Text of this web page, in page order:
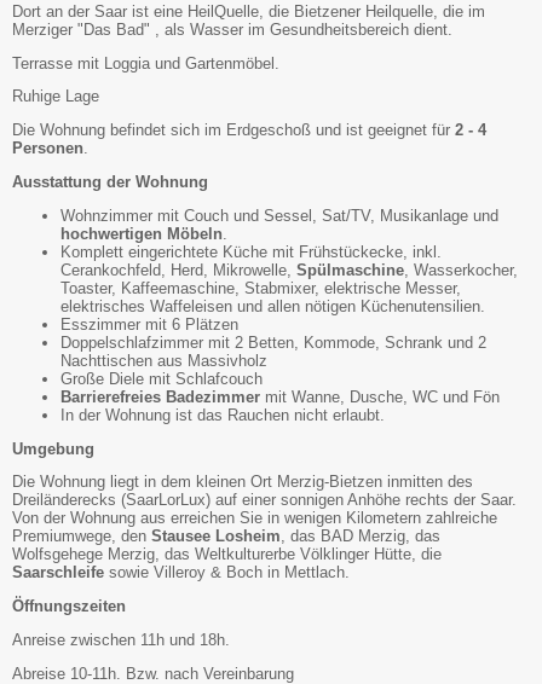
Dort an der Saar ist eine HeilQuelle, die Bietzener Heilquelle, die im
Merziger "Das Bad" , als Wasser im Gesundheitsbereich dient.
Terrasse mit Loggia und Gartenmöbel.
Ruhige Lage
Die Wohnung befindet sich im Erdgeschoß und ist geeignet für 2 - 4
Personen.
Ausstattung der Wohnung
Wohnzimmer mit Couch und Sessel, Sat/TV, Musikanlage und
hochwertigen Möbeln
Komplett eingerichtete Küche mit Frühstückecke, inkl.
Cerankochfeld, Herd, Mikrowelle, Spülmaschine , Wasserkocher,
Toaster, Kaffeemaschine, Stabmixer, elektrische Messer,
elektrisches Waffeleisen und allen nötigen Küchenutensilien.
Esszimmer mit 6 Plätzen
Doppelschlafzimmer mit 2 Betten, Kommode, Schrank und 2
Nachttischen aus Massivholz
Große Diele mit Schlafcouch
Barrierefreies Badezimmer mit Wanne, Dusche, WC und Fön
In der Wohnung ist das Rauchen nicht erlaubt.
Umgebung
Die Wohnung liegt in dem kleinen Ort Merzig-Bietzen inmitten des
Dreiländerecks (SaarLorLux) auf einer sonnigen Anhöhe rechts der Saar.
Von der Wohnung aus erreichen Sie in wenigen Kilometern zahlreiche
Premiumwege, den Stausee Losheim, das BAD Merzig, das
Wolfsgehege Merzig, das Weltkulturerbe Völklinger Hütte, die
Saarschleife sowie Villeroy & Boch in Mettlach.
Öffnungszeiten
Anreise zwischen 11h und 18h.
Abreise 10-11h. Bzw. nach Vereinbarung